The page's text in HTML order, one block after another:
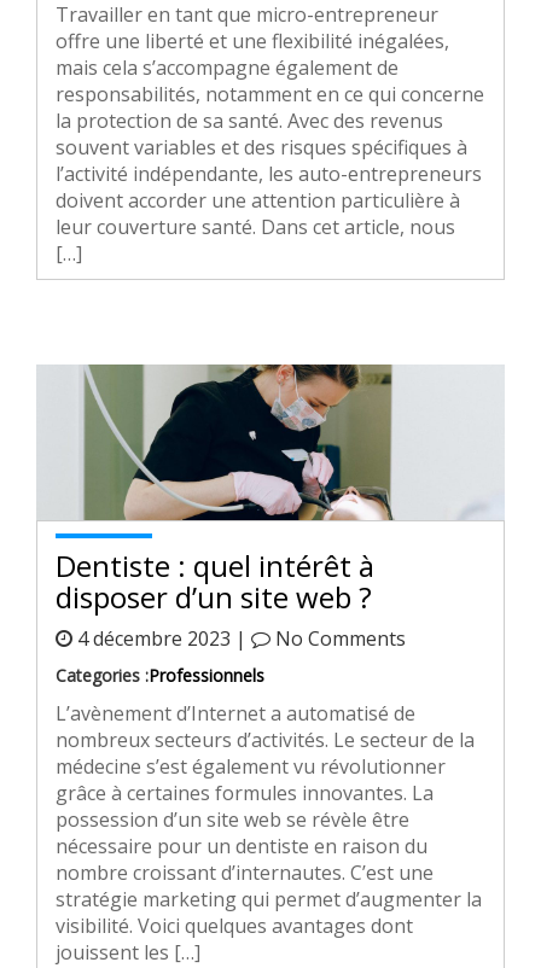
Travailler en tant que micro-entrepreneur
offre une liberté et une flexibilité inégalées,
mais cela s’accompagne également de
responsabilités, notamment en ce qui concerne
la protection de sa santé. Avec des revenus
souvent variables et des risques spécifiques à
l’activité indépendante, les auto-entrepreneurs
doivent accorder une attention particulière à
leur couverture santé. Dans cet article, nous
[…]
Dentiste : quel intérêt à
disposer d’un site web ?
4 décembre 2023 | No Comments
Categories :Professionnels
L’avènement d’Internet a automatisé de
nombreux secteurs d’activités. Le secteur de la
médecine s’est également vu révolutionner
grâce à certaines formules innovantes. La
possession d’un site web se révèle être
nécessaire pour un dentiste en raison du
nombre croissant d’internautes. C’est une
stratégie marketing qui permet d’augmenter la
visibilité. Voici quelques avantages dont
jouissent les […]